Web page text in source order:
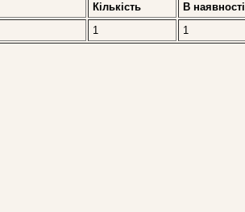
Кількість
В наявностi
1 1